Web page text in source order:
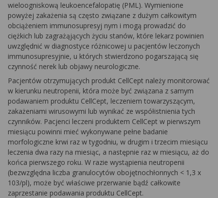
wieloogniskową leukoencefalopatię (PML). Wymienione
powyżej zakażenia są często związane z dużym całkowitym
obciążeniem immunosupresyj nym i mogą prowadzić do
ciężkich lub zagrażąjących życiu stanów, które lekarz powinien
uwzględnić w diagnostyce różnicowej u pacjentów leczonych
immunosupresyjnie, u których stwierdzono pogarszającą się
czynność nerek lub objawy neurologiczne.
Pacjentów otrzymujących produkt CellCept należy monitorować
w kierunku neutropenii, która może być związana z samym
podawaniem produktu CellCept, leczeniem towarzyszącym,
zakażeniami wirusowymi lub wynikać ze współistnienia tych
czynników. Pacjenci leczeni produktem CellCept w pierwszym
miesiącu powinni mieć wykonywane pełne badanie
morfologiczne krwi raz w tygodniu, w drugim i trzecim miesiącu
leczenia dwa razy na miesiąc, a następnie raz w miesiącu, aż do
końca pierwszego roku. W razie wystąpienia neutropenii
(bezwzględna liczba granulocytów obojętnochłonnych < 1,3 x
103/pl), może być właściwe przerwanie bądź całkowite
zaprzestanie podawania produktu CellCept.